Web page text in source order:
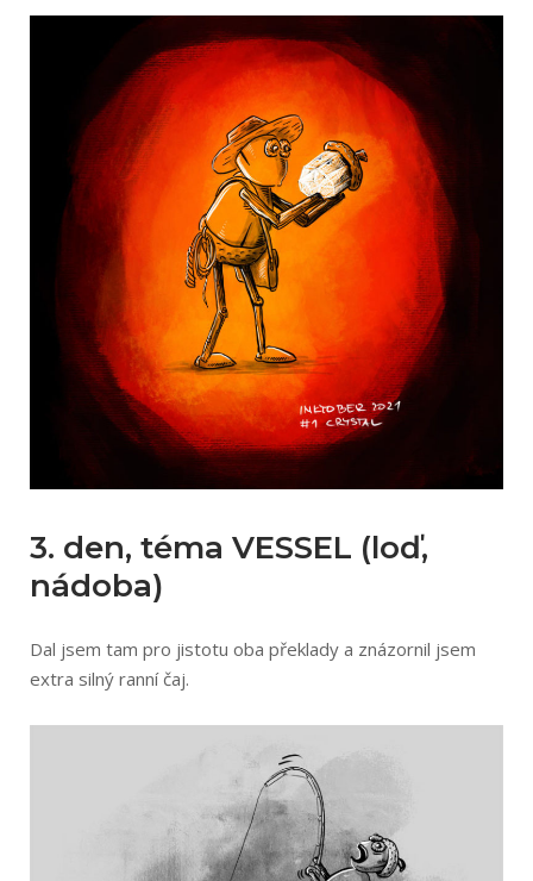
3. den, téma VESSEL (loď,
nádoba)
Dal jsem tam pro jistotu oba překlady a znázornil jsem
extra silný ranní čaj.